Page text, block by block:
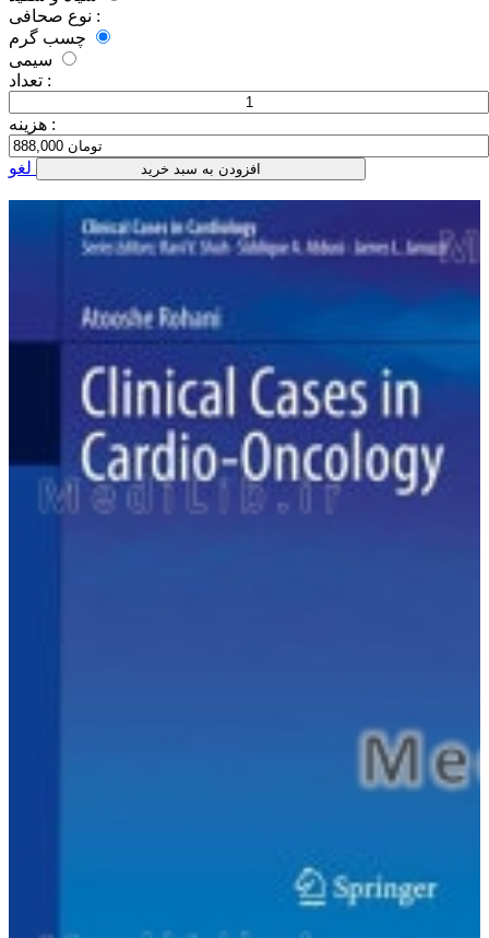
نوع صحافی :
تعداد :
هزینه :
افزودن به سبد خرید